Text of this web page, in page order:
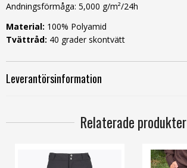
Andningsförmåga: 5,000 g/m²/24h
Material: 100% Polyamid
Tvättråd: 40 grader skontvätt
Leverantörsinformation
Relaterade produkter